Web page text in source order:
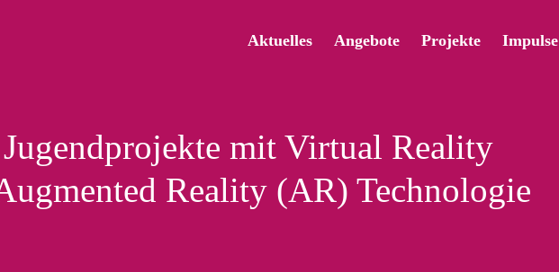
Aktuelles Angebote Projekte Impulse
mit Virtual Reality
Reality (AR) Technologie